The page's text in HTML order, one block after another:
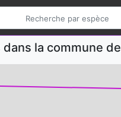
la commune de